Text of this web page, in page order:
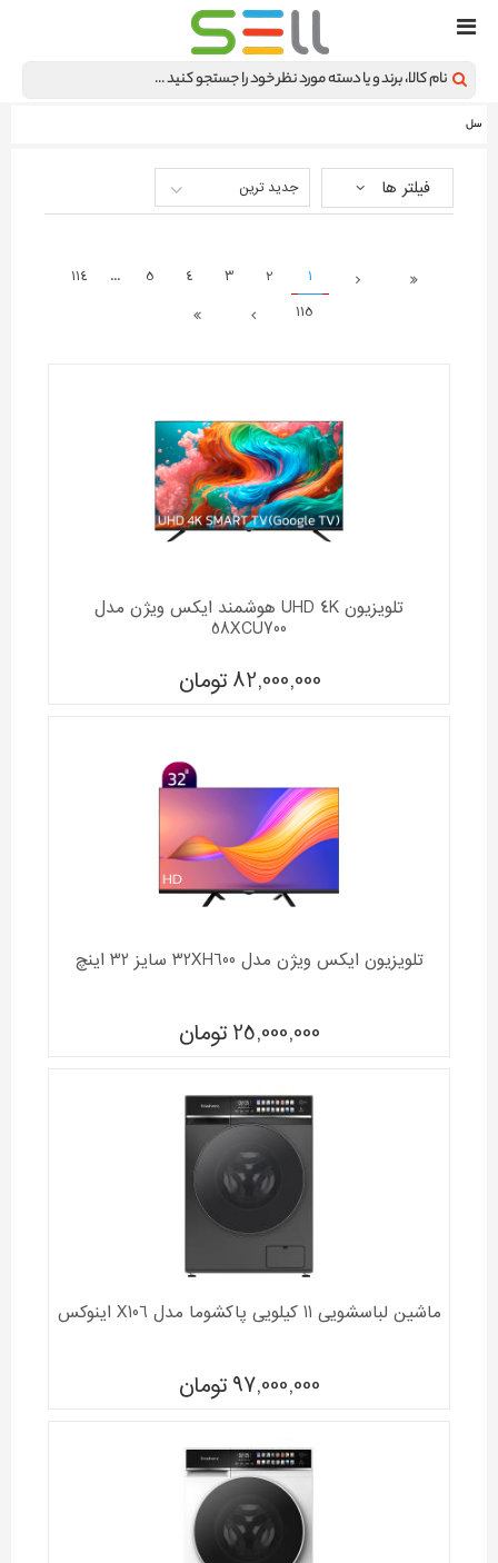
سل
فیلتر ها جدید ترین
1
2
3
4
5
...
114
115
تلویزیون UHD 4K هوشمند ایکس ویژن مدل
58XCU700
82,000,000 تومان
تلویزیون ایکس ویژن مدل 32XH600 سایز 32 اینچ
25,000,000 تومان
ماشین لباسشویی 11 کیلویی پاکشوما مدل X106 اینوکس
97,000,000 تومان